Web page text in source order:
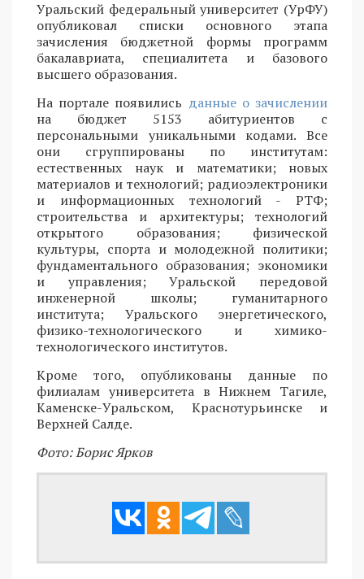
Уральский федеральный университет (УрФУ)
опубликовал списки основного этапа
зачисления бюджетной формы программ
бакалавриата, специалитета и базового
высшего образования.
На портале появились данные о зачислении
на бюджет 5153 абитуриентов с
персональными уникальными кодами. Все
они сгруппированы по институтам:
естественных наук и математики; новых
материалов и технологий; радиоэлектроники
и информационных технологий - РТФ;
строительства и архитектуры; технологий
открытого образования; физической
культуры, спорта и молодежной политики;
фундаментального образования; экономики
и управления; Уральской передовой
инженерной школы; гуманитарного
института; Уральского энергетического,
физико-технологического и химико-
технологического институтов.
Кроме того, опубликованы данные по
филиалам университета в Нижнем Тагиле,
Каменске-Уральском, Краснотурьинске и
Верхней Салде.
Фото: Борис Ярков